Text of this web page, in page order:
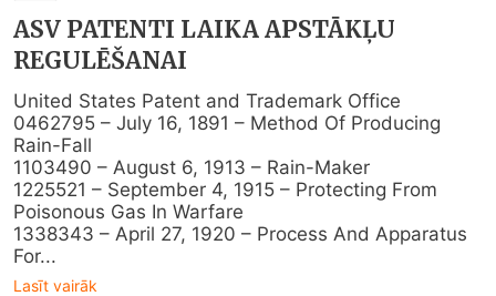
ASV PATENTI LAIKA APSTĀKĻU
REGULĒŠANAI
United States Patent and Trademark Office​
0462795 – July 16, 1891 – Method Of Producing
Rain-Fall
1103490 – August 6, 1913 – Rain-Maker
1225521 – September 4, 1915 – Protecting From
Poisonous Gas In Warfare
1338343 – April 27, 1920 – Process And Apparatus
For...
Lasīt vairāk